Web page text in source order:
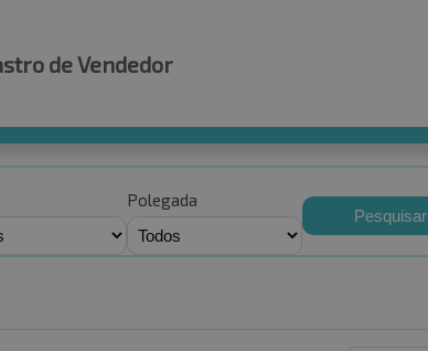
de Vendedor
Polegada
Pesquisar